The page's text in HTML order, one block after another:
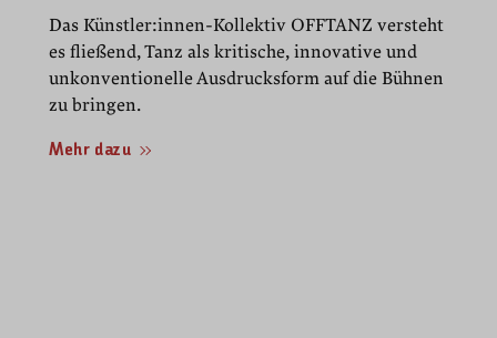
Das Künstler:innen-Kollektiv OFFTANZ versteht
es fließend, Tanz als kritische, innovative und
unkonventionelle Ausdrucksform auf die Bühnen
zu bringen.
Mehr dazu